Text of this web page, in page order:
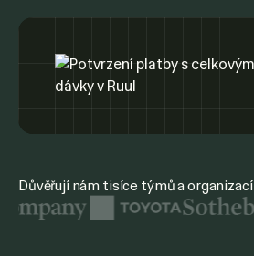
Důvěřují nám tisíce týmů a organizací